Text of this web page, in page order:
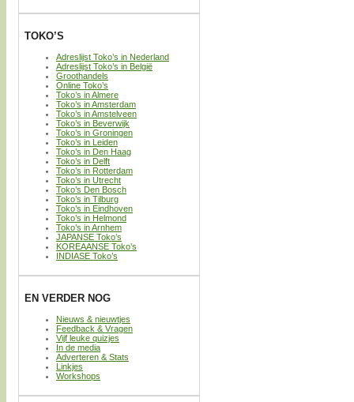
TOKO’S
Adreslijst Toko’s in Nederland
Adreslijst Toko’s in België
Groothandels
Online Toko’s
Toko’s in Almere
Toko’s in Amsterdam
Toko’s in Amstelveen
Toko’s in Beverwijk
Toko’s in Groningen
Toko’s in Leiden
Toko’s in Den Haag
Toko’s in Delft
Toko’s in Rotterdam
Toko’s in Utrecht
Toko’s Den Bosch
Toko’s in Tilburg
Toko’s in Eindhoven
Toko’s in Helmond
Toko’s in Arnhem
JAPANSE Toko’s
KOREAANSE Toko’s
INDIASE Toko’s
EN VERDER NOG
Nieuws & nieuwtjes
Feedback & Vragen
Vijf leuke quizjes
In de media
Adverteren & Stats
Linkjes
Workshops